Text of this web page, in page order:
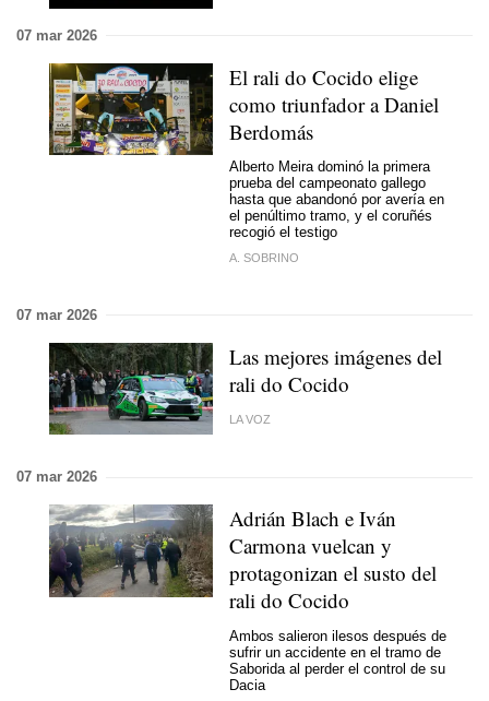
07 mar 2026
El rali do Cocido elige
como triunfador a Daniel
Berdomás
Alberto Meira dominó la primera
prueba del campeonato gallego
hasta que abandonó por avería en
el penúltimo tramo, y el coruñés
recogió el testigo
A. SOBRINO
07 mar 2026
Las mejores imágenes del
rali do Cocido
LA VOZ
07 mar 2026
Adrián Blach e Iván
Carmona vuelcan y
protagonizan el susto del
rali do Cocido
Ambos salieron ilesos después de
sufrir un accidente en el tramo de
Saborida al perder el control de su
Dacia